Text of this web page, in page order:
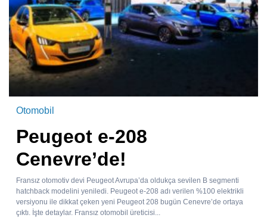
Otomobil
Peugeot e-208
Cenevre’de!
Fransız otomotiv devi Peugeot Avrupa’da oldukça sevilen B segmenti
hatchback modelini yeniledi. Peugeot e-208 adı verilen %100 elektrikli
versiyonu ile dikkat çeken yeni Peugeot 208 bugün Cenevre’de ortaya
çıktı. İşte detaylar. Fransız otomobil üreticisi...